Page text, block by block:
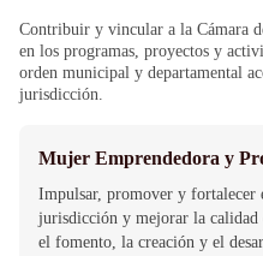
Contribuir y vincular a la Cámara
en los programas, proyectos y
orden municipal y departamental
jurisdicción.
Mujer Emprendedora y
Impulsar, promover y fortalecer
jurisdicción y mejorar la calidad
el fomento, la creación y el